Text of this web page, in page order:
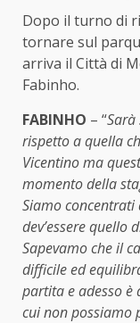
Dopo il turno di
tornare sul
arriva il Città di
Fabinho.
FABINHO – “
rispetto a quella
Vicentino ma
momento della
Siamo
dev’essere quello
Sapevamo che il
difficile ed
partita e adesso
cui non possiamo